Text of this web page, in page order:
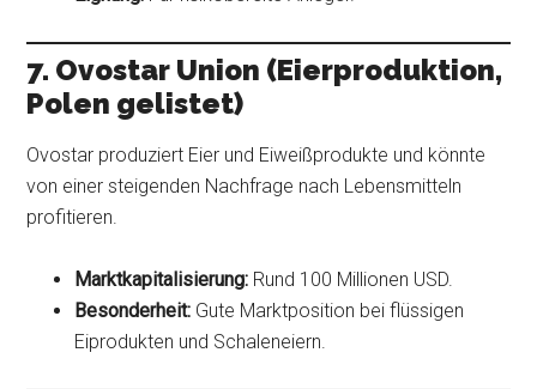
7. Ovostar Union (Eierproduktion,
Polen gelistet)
Ovostar produziert Eier und Eiweißprodukte und könnte
von einer steigenden Nachfrage nach Lebensmitteln
profitieren.
Marktkapitalisierung: Rund 100 Millionen USD.
Besonderheit: Gute Marktposition bei flüssigen
Eiprodukten und Schaleneiern.